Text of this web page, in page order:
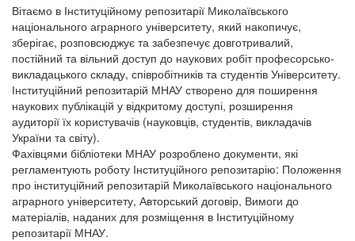
Вітаємо в Інституційному репозитарії Миколаївського
національного аграрного університету, який накопичує,
зберігає, розповсюджує та забезпечує довготривалий,
постійний та вільний доступ до наукових робіт професорсько-
викладацького складу, співробітників та студентів Університету.
Інституційний репозитарій МНАУ створено для поширення
наукових публікацій у відкритому доступі, розширення
аудиторії їх користувачів (науковців, студентів, викладачів
України та світу).
Фахівцями бібліотеки МНАУ розроблено документи, які
регламентують роботу Інституційного репозитарію: Положення
про інституційний репозитарій Миколаївського національного
аграрного університету, Авторський договір, Вимоги до
матеріалів, наданих для розміщення в Інституційному
репозитарії МНАУ.